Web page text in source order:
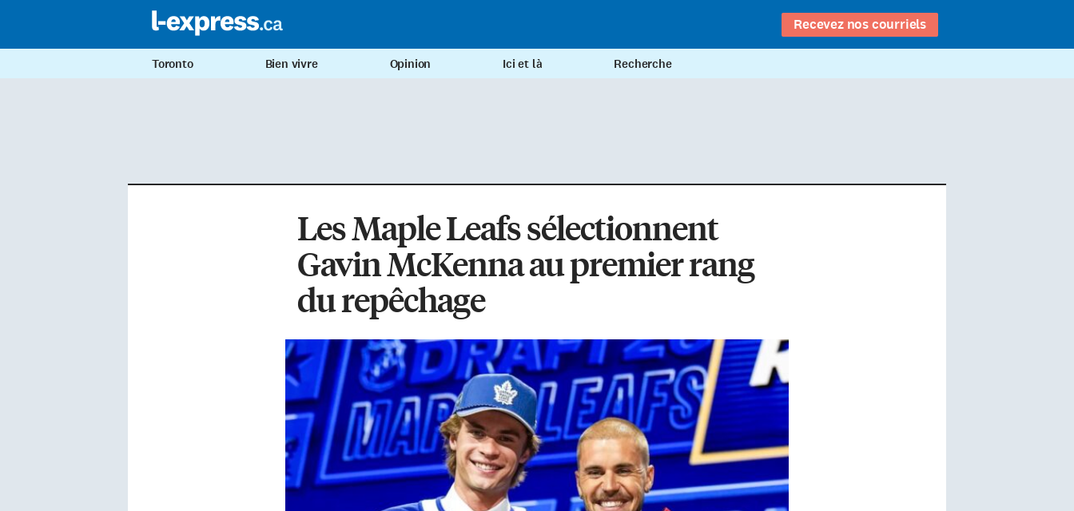
Recevez nos courriels
Toronto Bien vivre Opinion Ici et là Recherche
Les Maple Leafs sélectionnent
Gavin McKenna au premier rang
du repêchage